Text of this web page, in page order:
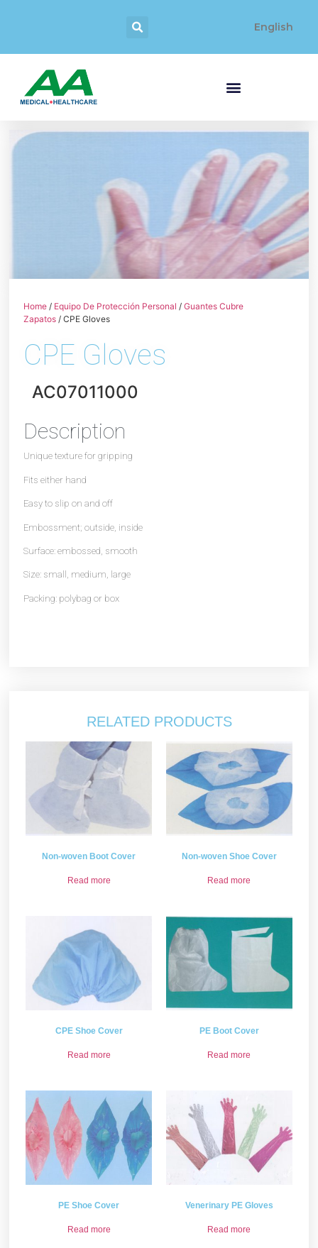
English
Home / Equipo De Protección Personal /Guantes Cubre
Zapatos / CPE Gloves
CPE Gloves
AC07011000
Description
Unique texture for gripping
Fits either hand
Easy to slip on and off
Embossment; outside, inside
Surface: embossed, smooth
Size: small, medium, large
Packing: polybag or box
RELATED PRODUCTS
Non-woven Boot Cover
Read more
Non-woven Shoe Cover
Read more
CPE Shoe Cover
Read more
PE Boot Cover
Read more
PE Shoe Cover
Read more
Venerinary PE Gloves
Read more